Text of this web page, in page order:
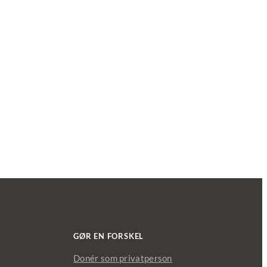
GØR EN FORSKEL
Donér som privatperson